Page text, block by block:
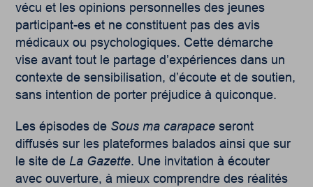
vécu et les opinions personnelles des jeunes
participant-es et ne constituent pas des avis
médicaux ou psychologiques. Cette démarche
vise avant tout le partage d’expériences dans un
contexte de sensibilisation, d’écoute et de soutien,
sans intention de porter préjudice à quiconque.
Les épisodes de Sous ma carapace seront
diffusés sur les plateformes balados ainsi que sur
le site deLa Gazette. Une invitation à écouter
avec ouverture, à mieux comprendre des réalités